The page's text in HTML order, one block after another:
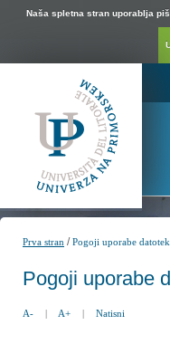
Naša spletna stran uporablja
Prva stran /Pogoji uporabe
Pogoji uporabe
A- | A+ | Natisni